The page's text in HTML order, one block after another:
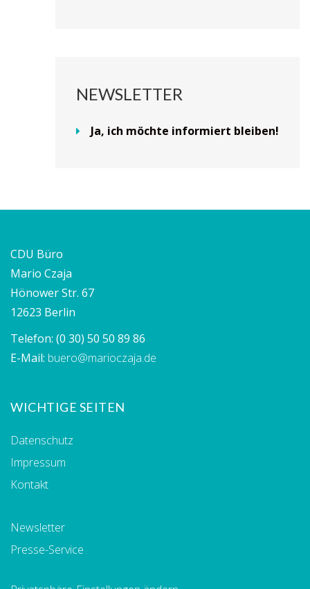
NEWSLETTER
Ja, ich möchte informiert bleiben!
CDU Büro
Mario Czaja
Hönower Str. 67
12623 Berlin
Telefon: (0 30) 50 50 89 86
E-Mail: buero@marioczaja.de
WICHTIGE SEITEN
Datenschutz
Impressum
Kontakt
Newsletter
Presse-Service